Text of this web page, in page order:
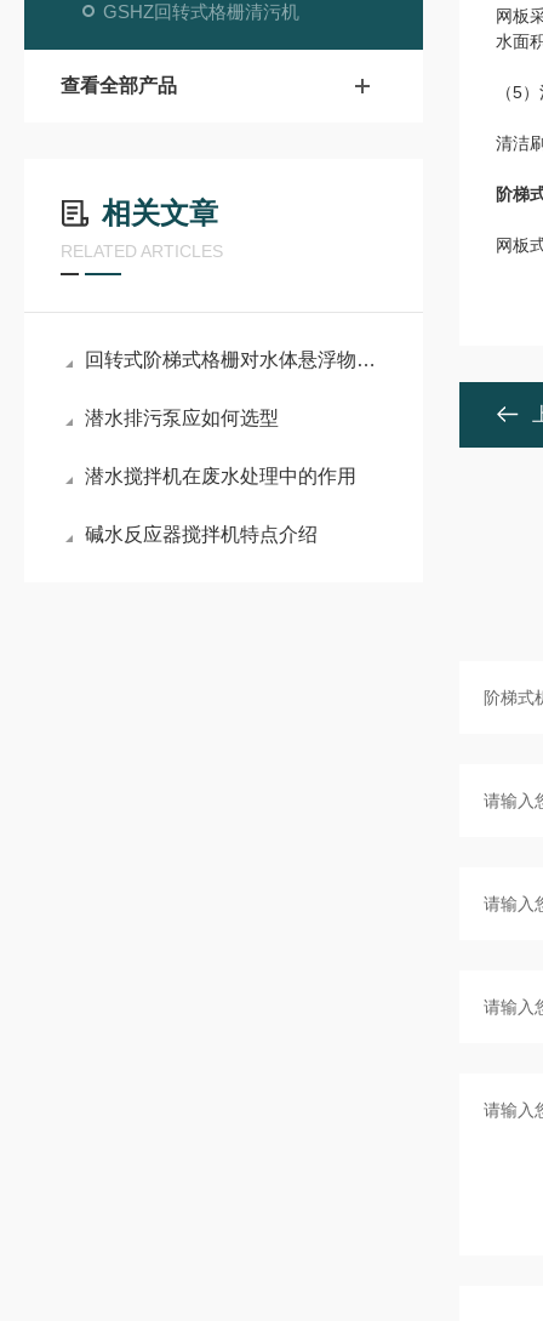
GSHZ回转式格栅清污机
查看全部产品
相关文章
RELATED ARTICLES
回转式阶梯式格栅对水体悬浮物拦截效能的研究
潜水排污泵应如何选型
潜水搅拌机在废水处理中的作用
碱水反应器搅拌机特点介绍
网板
水面
（5
清洁
阶梯
网板